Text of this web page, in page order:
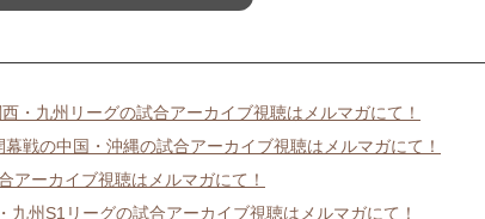
・九州リーグの試合アーカイブ視聴はメルマガにて！
戦の中国・沖縄の試合アーカイブ視聴はメルマガにて！
アーカイブ視聴はメルマガにて！
州S1リーグの試合アーカイブ視聴はメルマガにて！